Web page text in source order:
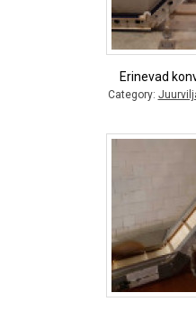
Erinevad
Category: